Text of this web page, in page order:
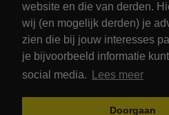
website en die van derden.
wij (en mogelijk derden) je
zien die bij jouw interesses
je bijvoorbeeld informatie
social media.
Lees meer
Doorgaan
© 2026 - PetsPark.nl.